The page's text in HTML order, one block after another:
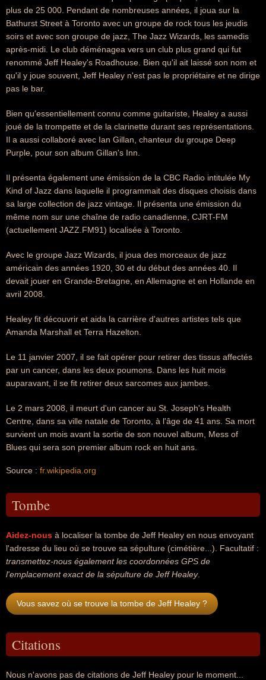
plus de 25 000. Pendant de nombreuses années, il joua sur la
Bathurst Street à Toronto avec un groupe de rock tous les jeudis
soirs et avec son groupe de jazz, The Jazz Wizards, les samedis
après-midi. Le club déménagea vers un club plus grand qui fut
renommé Jeff Healey's Roadhouse. Bien qu'il ait laissé son nom et
qu'il y joue souvent, Jeff Healey n'est pas le propriétaire et ne dirige
pas le bar.
Bien qu'essentiellement connu comme guitariste, Healey a aussi
joué de la trompette et de la clarinette durant ses représentations.
Il a aussi collaboré avec Ian Gillan, chanteur du groupe Deep
Purple, pour son album Gillan's Inn.
Il présenta également une émission de la CBC Radio intitulée My
Kind of Jazz dans laquelle il programmait des disques choisis dans
sa large collection de jazz vintage. Il présenta une émission du
même nom sur une chaîne de radio canadienne, CJRT-FM
(actuellement JAZZ.FM91) localisée à Toronto.
Avec le groupe Jazz Wizards, il joua des morceaux de jazz
américain des années 1920, 30 et du début des années 40. Il
devait jouer en Grande-Bretagne, en Allemagne et en Hollande en
avril 2008.
Healey fit découvrir et aida la carrière d'autres artistes tels que
Amanda Marshall et Terra Hazelton.
Le 11 janvier 2007, il se fait opérer pour retirer des tissus affectés
par un cancer, dans les deux poumons. Dans les huit mois
auparavant, il se fit retirer deux sarcomes aux jambes.
Le 2 mars 2008, il meurt d'un cancer au St. Joseph's Health
Centre, dans sa ville natale de Toronto, à l'âge de 41 ans. Sa mort
survient un mois avant la sortie de son nouvel album, Mess of
Blues qui sera son premier album rock en huit ans.
Source : fr.wikipedia.org
Tombe
Aidez-nous à localiser la tombe de Jeff Healey en nous envoyant
l'adresse du lieu où se trouve sa sépulture (cimétière...). Facultatif :
transmettez-nous également les coordonnées GPS de
l'emplacement exact de la sépulture de Jeff Healey.
Vous savez où se trouve la tombe de Jeff Healey ?
Citations
Nous n'avons pas de citations de Jeff Healey pour le moment...